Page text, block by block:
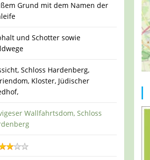
Grund mit dem Namen der
und Schotter sowie
Schloss Hardenberg,
Kloster, Jüdischer
Wallfahrtsdom, Schloss